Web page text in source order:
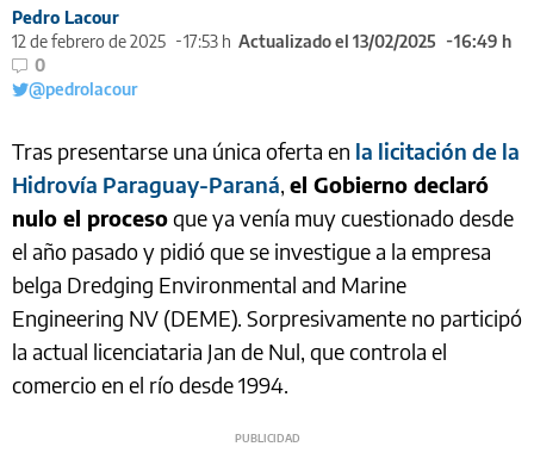
Pedro Lacour
12 de febrero de 2025
17:53 h Actualizado el 13/02/2025
16:49 h
0
@pedrolacour
Tras presentarse una única oferta en la licitación de la
Hidrovía Paraguay-Paraná, el Gobierno declaró
nulo el procesoque ya venía muy cuestionado desde
el año pasado y pidió que se investigue a la empresa
belga Dredging Environmental and Marine
Engineering NV (DEME). Sorpresivamente no participó
la actual licenciataria Jan de Nul, que controla el
comercio en el río desde 1994.